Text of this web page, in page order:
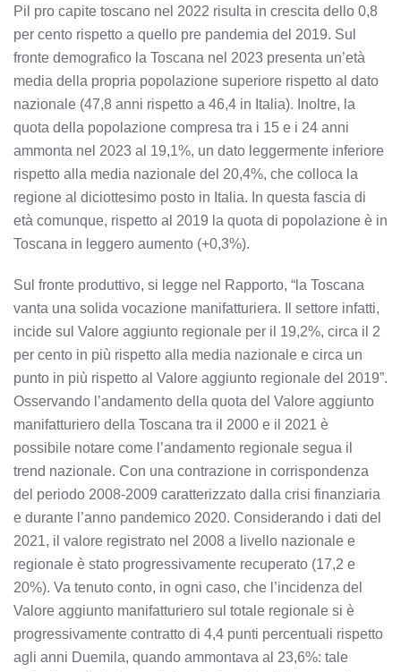
Pil pro capite toscano nel 2022 risulta in crescita dello 0,8
per cento rispetto a quello pre pandemia del 2019. Sul
fronte demografico la Toscana nel 2023 presenta un’età
media della propria popolazione superiore rispetto al dato
nazionale (47,8 anni rispetto a 46,4 in Italia). Inoltre, la
quota della popolazione compresa tra i 15 e i 24 anni
ammonta nel 2023 al 19,1%, un dato leggermente inferiore
rispetto alla media nazionale del 20,4%, che colloca la
regione al diciottesimo posto in Italia. In questa fascia di
età comunque, rispetto al 2019 la quota di popolazione è in
Toscana in leggero aumento (+0,3%).
Sul fronte produttivo, si legge nel Rapporto, “la Toscana
vanta una solida vocazione manifatturiera. Il settore infatti,
incide sul Valore aggiunto regionale per il 19,2%, circa il 2
per cento in più rispetto alla media nazionale e circa un
punto in più rispetto al Valore aggiunto regionale del 2019”.
Osservando l’andamento della quota del Valore aggiunto
manifatturiero della Toscana tra il 2000 e il 2021 è
possibile notare come l’andamento regionale segua il
trend nazionale. Con una contrazione in corrispondenza
del periodo 2008-2009 caratterizzato dalla crisi finanziaria
e durante l’anno pandemico 2020. Considerando i dati del
2021, il valore registrato nel 2008 a livello nazionale e
regionale è stato progressivamente recuperato (17,2 e
20%). Va tenuto conto, in ogni caso, che l’incidenza del
Valore aggiunto manifatturiero sul totale regionale si è
progressivamente contratto di 4,4 punti percentuali rispetto
agli anni Duemila, quando ammontava al 23,6%: tale